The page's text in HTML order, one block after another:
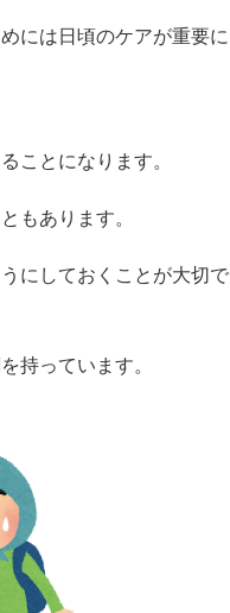
には日頃のケアが重要に
ことになります。
もあります。
にしておくことが大切で
持っています。